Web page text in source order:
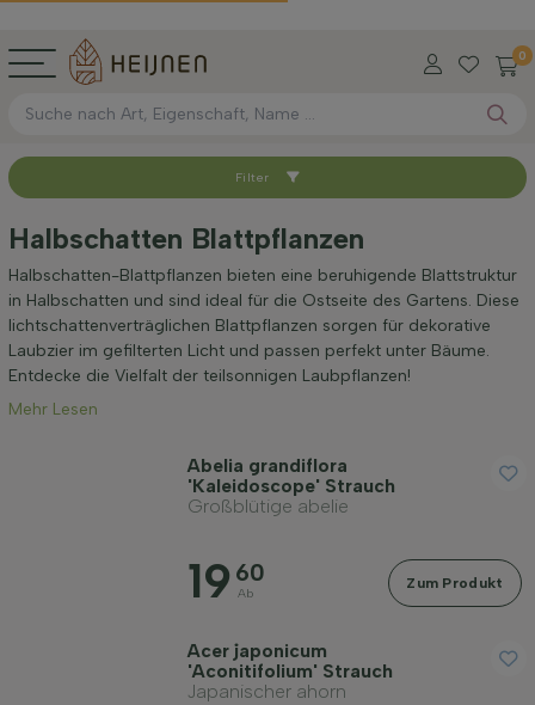
0
Sortieren nach
Verfügbar
Höhe bei Lieferung (cm)
Maximale Höhe (cm)
Filter
Halbschatten Blattpflanzen
Halbschatten-Blattpflanzen bieten eine beruhigende Blattstruktur
in Halbschatten und sind ideal für die Ostseite des Gartens. Diese
lichtschattenverträglichen Blattpflanzen sorgen für dekorative
Laubzier im gefilterten Licht und passen perfekt unter Bäume.
Entdecke die Vielfalt der teilsonnigen Laubpflanzen!
Mehr Lesen
Abelia grandiflora
'Kaleidoscope' Strauch
Großblütige abelie
19 60
Ab
Zum Produkt
Acer japonicum
'Aconitifolium' Strauch
Japanischer ahorn